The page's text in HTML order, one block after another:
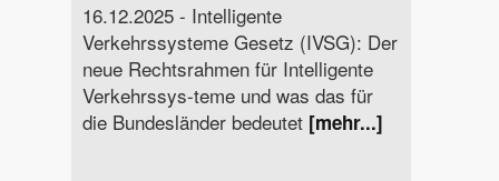
16.12.2025 - Intelligente
Verkehrssysteme Gesetz (IVSG): Der
neue Rechtsrahmen für Intelligente
Verkehrssys-teme und was das für
die Bundesländer bedeutet [mehr...]